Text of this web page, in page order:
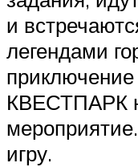
и
легендами
КВЕСТПАРК
игру.